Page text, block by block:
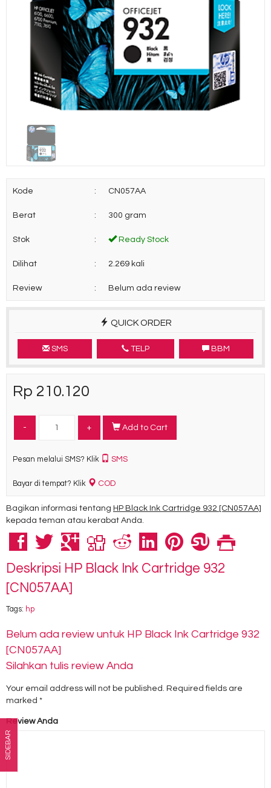
Kode : CN057AA
Berat : 300 gram
Stok : Ready Stock
Dilihat : 2.269 kali
Review : Belum ada review
QUICK ORDER
SMS TELP BBM
Rp 210.120
- + Add to Cart
Pesan melalui SMS? Klik SMS
Bayar di tempat? Klik COD
Bagikan informasi tentang HP Black Ink Cartridge 932 [CN057AA]
kepada teman atau kerabat Anda.
Deskripsi HP Black Ink Cartridge 932
[CN057AA]
Tags: hp
Belum ada review untuk HP Black Ink Cartridge 932
[CN057AA]
Silahkan tulis review Anda
Your email address will not be published. Required fields are
marked *
Review Anda
SIDEBAR